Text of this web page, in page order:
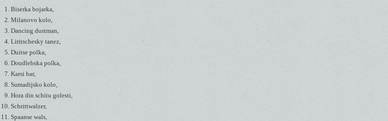
Biserka bojarka,
Milanovo kolo,
Dancing dustman,
Liritschesky tanez,
Duitse polka,
Doudlebska polka,
Karsi bar,
Sumadijsko kolo,
Hora din schitu golesti,
Schrittwalzer,
Spaanse wals,